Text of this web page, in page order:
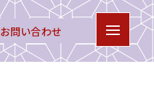
お問い合わせ